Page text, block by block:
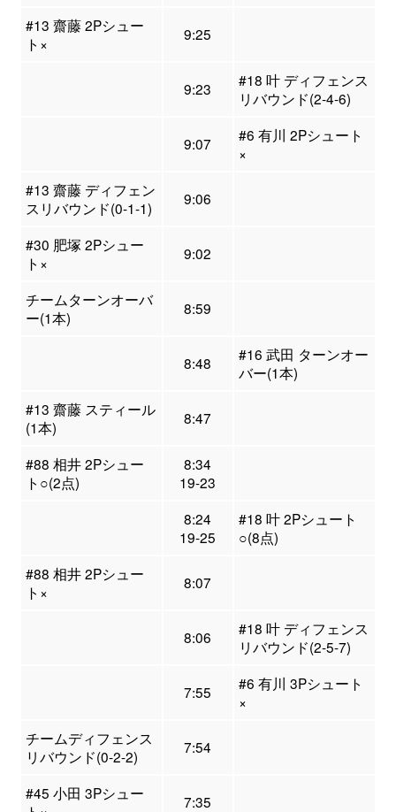
#13 齋藤 2Pシュー
ト×
9:25
9:23
#18 叶 ディフェンス
リバウンド(2-4-6)
9:07
#6 有川 2Pシュート
×
#13 齋藤 ディフェン
スリバウンド(0-1-1)
9:06
#30 肥塚 2Pシュー
ト×
9:02
チームターンオーバ
ー(1本)
8:59
8:48
#16 武田 ターンオー
バー(1本)
#13 齋藤 スティール
(1本)
8:47
#88 相井 2Pシュー
ト○(2点)
8:34
19-23
8:24
19-25
#18 叶 2Pシュート
○(8点)
#88 相井 2Pシュー
ト×
8:07
8:06
#18 叶 ディフェンス
リバウンド(2-5-7)
7:55
#6 有川 3Pシュート
×
チームディフェンス
リバウンド(0-2-2)
7:54
#45 小田 3Pシュー
7:35